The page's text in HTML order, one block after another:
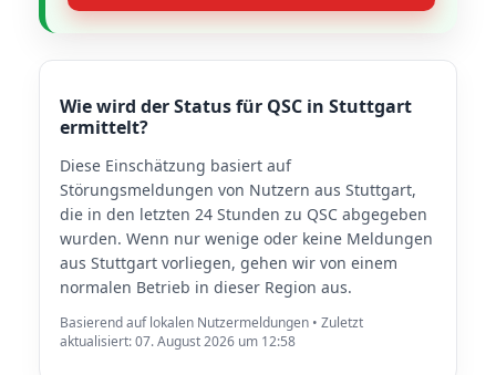
Wie wird der Status für QSC in Stuttgart
ermittelt?
Diese Einschätzung basiert auf
Störungsmeldungen von Nutzern aus Stuttgart,
die in den letzten 24 Stunden zu QSC abgegeben
wurden. Wenn nur wenige oder keine Meldungen
aus Stuttgart vorliegen, gehen wir von einem
normalen Betrieb in dieser Region aus.
Basierend auf lokalen Nutzermeldungen • Zuletzt
aktualisiert: 07. August 2026 um 12:58